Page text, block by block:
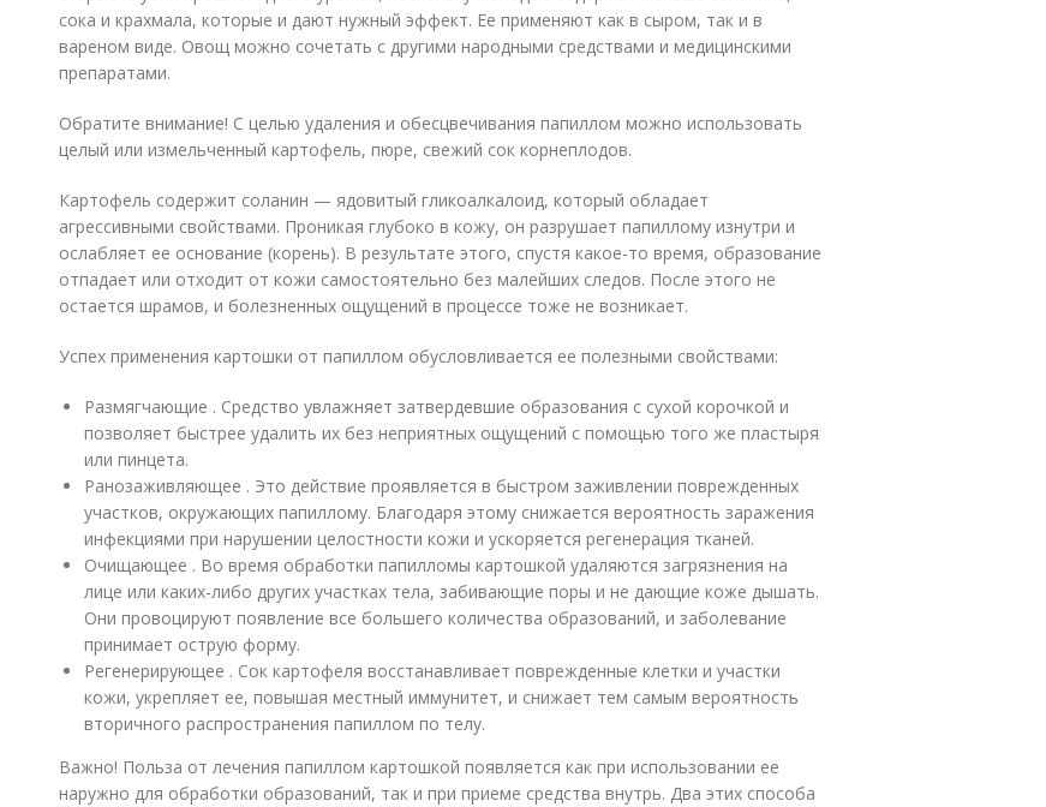
сока и крахмала, которые и дают нужный эффект. Ее применяют как в сыром, так и в
вареном виде. Овощ можно сочетать с другими народными средствами и медицинскими
препаратами.
Обратите внимание! С целью удаления и обесцвечивания папиллом можно использовать
целый или измельченный картофель, пюре, свежий сок корнеплодов.
Картофель содержит соланин — ядовитый гликоалкалоид, который обладает
агрессивными свойствами. Проникая глубоко в кожу, он разрушает папиллому изнутри и
ослабляет ее основание (корень). В результате этого, спустя какое-то время, образование
отпадает или отходит от кожи самостоятельно без малейших следов. После этого не
остается шрамов, и болезненных ощущений в процессе тоже не возникает.
Успех применения картошки от папиллом обусловливается ее полезными свойствами:
Размягчающие . Средство увлажняет затвердевшие образования с сухой корочкой и
позволяет быстрее удалить их без неприятных ощущений с помощью того же пластыря
или пинцета.
Ранозаживляющее . Это действие проявляется в быстром заживлении поврежденных
участков, окружающих папиллому. Благодаря этому снижается вероятность заражения
инфекциями при нарушении целостности кожи и ускоряется регенерация тканей.
Очищающее . Во время обработки папилломы картошкой удаляются загрязнения на
лице или каких-либо других участках тела, забивающие поры и не дающие коже дышать.
Они провоцируют появление все большего количества образований, и заболевание
принимает острую форму.
Регенерирующее . Сок картофеля восстанавливает поврежденные клетки и участки
кожи, укрепляет ее, повышая местный иммунитет, и снижает тем самым вероятность
вторичного распространения папиллом по телу.
Важно! Польза от лечения папиллом картошкой появляется как при использовании ее
наружно для обработки образований, так и при приеме средства внутрь. Два этих способа